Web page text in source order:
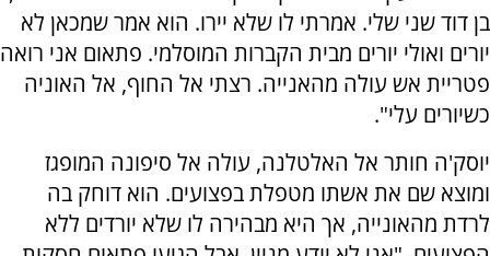
בן דוד שני שלי. אמרתי לו שלא יירו. הוא אמר שמכאן לא
יורים ואולי יורים מבית הקברות המוסלמי. פתאום אני רואה
פטריית אש עולה מהאנייה. רצתי אל החוף, אל האוניה
כשיורים עלי".
יוסק'ה חותר אל האלטלנה, עולה אל סיפונה המופגז
ומוצא שם את אשתו מטפלת בפצועים. הוא דוחק בה
לרדת מהאונייה, אך היא מבהירה לו שלא יורדים ללא